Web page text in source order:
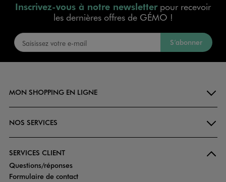
Inscrivez-vous à notre newsletterpour recevoir
les dernières offres de GÉMO !
S’abonner
MON SHOPPING EN LIGNE
NOS SERVICES
SERVICES CLIENT
Questions/réponses
Formulaire de contact